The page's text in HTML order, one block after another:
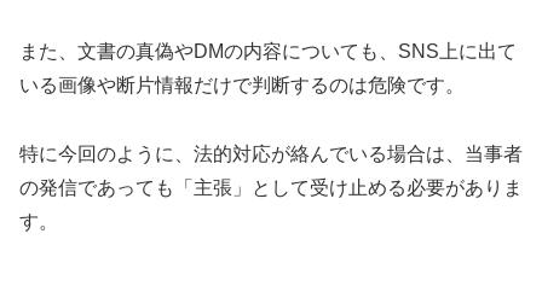
また、文書の真偽やDMの内容についても、SNS上に出て
いる画像や断片情報だけで判断するのは危険です。
特に今回のように、法的対応が絡んでいる場合は、当事者
の発信であっても「主張」として受け止める必要がありま
す。